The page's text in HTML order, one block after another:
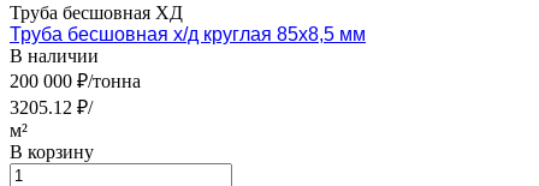
Труба бесшовная ХД
Труба бесшовная х/д круглая 85х8,5 мм
В наличии
200 000 ₽/тонна
3205.12 ₽/
м²
В корзину